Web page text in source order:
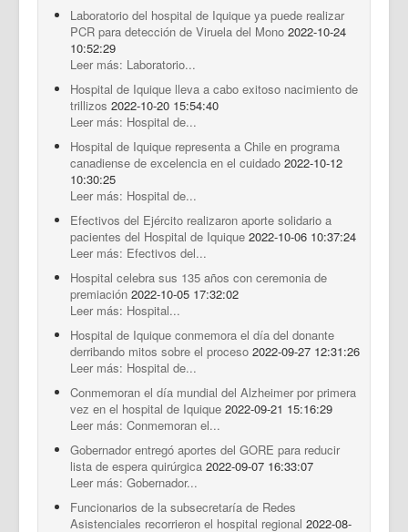
Laboratorio del hospital de Iquique ya puede realizar
PCR para detección de Viruela del Mono 2022-10-24
10:52:29
Leer más: Laboratorio...
Hospital de Iquique lleva a cabo exitoso nacimiento de
trillizos 2022-10-20 15:54:40
Leer más: Hospital de...
Hospital de Iquique representa a Chile en programa
canadiense de excelencia en el cuidado 2022-10-12
10:30:25
Leer más: Hospital de...
Efectivos del Ejército realizaron aporte solidario a
pacientes del Hospital de Iquique 2022-10-06 10:37:24
Leer más: Efectivos del...
Hospital celebra sus 135 años con ceremonia de
premiación 2022-10-05 17:32:02
Leer más: Hospital...
Hospital de Iquique conmemora el día del donante
derribando mitos sobre el proceso 2022-09-27 12:31:26
Leer más: Hospital de...
Conmemoran el día mundial del Alzheimer por primera
vez en el hospital de Iquique 2022-09-21 15:16:29
Leer más: Conmemoran el...
Gobernador entregó aportes del GORE para reducir
lista de espera quirúrgica 2022-09-07 16:33:07
Leer más: Gobernador...
Funcionarios de la subsecretaría de Redes
Asistenciales recorrieron el hospital regional 2022-08-